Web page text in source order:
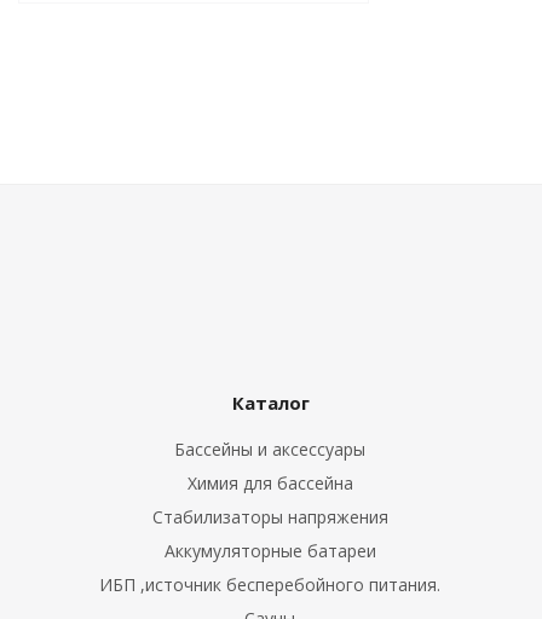
Каталог
Бассейны и аксессуары
Химия для бассейна
Стабилизаторы напряжения
Аккумуляторные батареи
ИБП ,источник бесперебойного питания.